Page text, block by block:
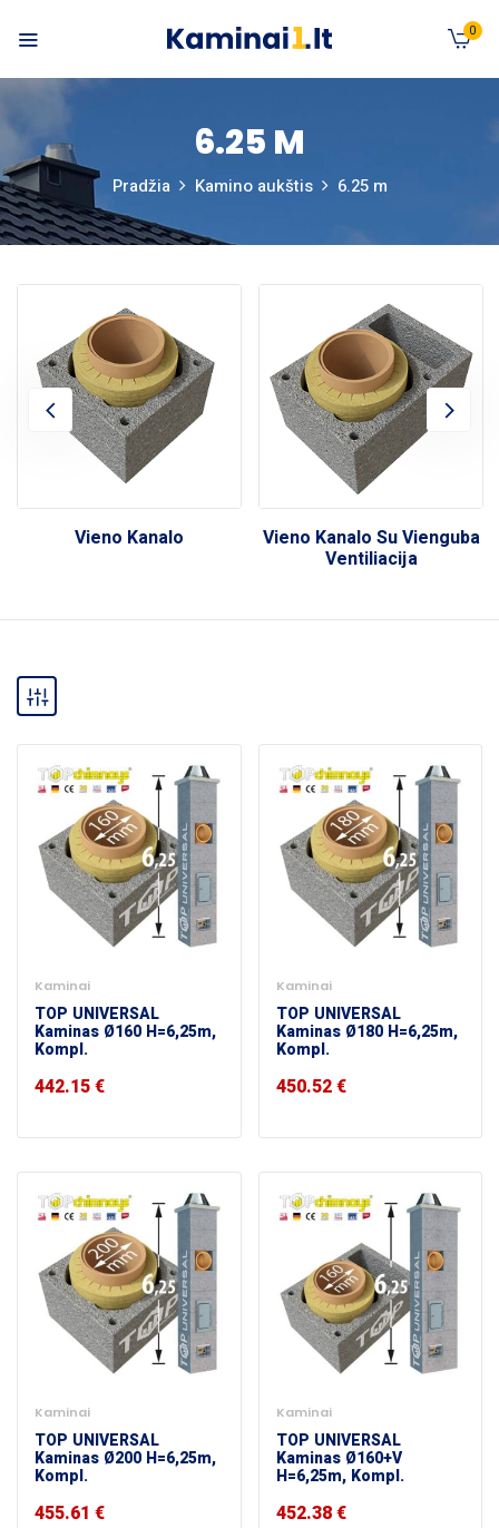
0
6.25 M
Pradžia Kamino aukštis 6.25 m
Vieno Kanalo Vieno Kanalo Su Vienguba
Ventiliacija
Kaminai
TOP UNIVERSAL
Kaminas Ø160 H=6,25m,
Kompl.
442.15€
Kaminai
TOP UNIVERSAL
Kaminas Ø180 H=6,25m,
Kompl.
450.52€
Kaminai
TOP UNIVERSAL
Kaminas Ø200 H=6,25m,
Kompl.
455.61 €
Kaminai
TOP UNIVERSAL
Kaminas Ø160+V
H=6,25m, Kompl.
452.38€